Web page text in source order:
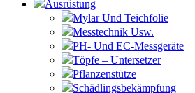
Ausrüstung
Mylar Und Teichfolie
Messtechnik Usw.
PH- Und EC-Messgeräte
Töpfe – Untersetzer
Pflanzenstütze
Schädlingsbekämpfung